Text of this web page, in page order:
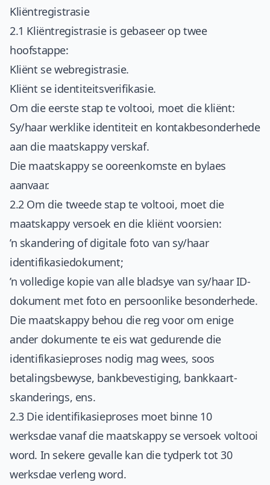
Kliëntregistrasie
2.1 Kliëntregistrasie is gebaseer op twee
hoofstappe:
Kliënt se webregistrasie.
Kliënt se identiteitsverifikasie.
Om die eerste stap te voltooi, moet die kliënt:
Sy/haar werklike identiteit en kontakbesonderhede
aan die maatskappy verskaf.
Die maatskappy se ooreenkomste en bylaes
aanvaar.
2.2 Om die tweede stap te voltooi, moet die
maatskappy versoek en die kliënt voorsien:
’n skandering of digitale foto van sy/haar
identifikasiedokument;
’n volledige kopie van alle bladsye van sy/haar ID-
dokument met foto en persoonlike besonderhede.
Die maatskappy behou die reg voor om enige
ander dokumente te eis wat gedurende die
identifikasieproses nodig mag wees, soos
betalingsbewyse, bankbevestiging, bankkaart-
skanderings, ens.
2.3 Die identifikasieproses moet binne 10
werksdae vanaf die maatskappy se versoek voltooi
word. In sekere gevalle kan die tydperk tot 30
werksdae verleng word.